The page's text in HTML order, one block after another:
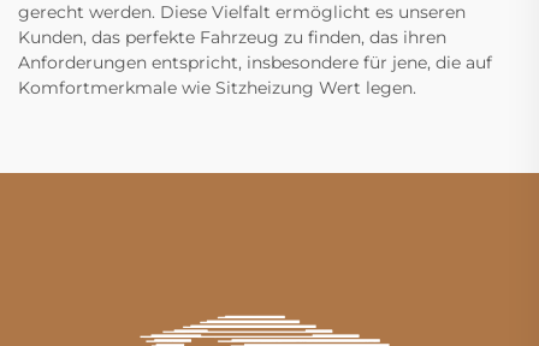
gerecht werden. Diese Vielfalt ermöglicht es unseren
Kunden, das perfekte Fahrzeug zu finden, das ihren
Anforderungen entspricht, insbesondere für jene, die auf
Komfortmerkmale wie Sitzheizung Wert legen.